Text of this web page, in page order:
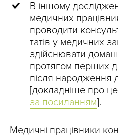
В іншому
медичних
проводити
татів у медичних
здійснювати
протягом перших
після народження
[докладніше про
за посиланням].
Медичні працівники